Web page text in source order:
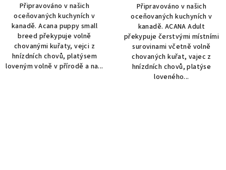
Připravováno v našich
oceňovaných kuchyních v
kanadě. Acana puppy small
breed překypuje volně
chovanými kuřaty, vejci z
hnízdních chovů, platýsem
loveným volně v přírodě a na...
Připravováno v našich
oceňovaných kuchyních v
kanadě. ACANA Adult
překypuje čerstvými místními
surovinami včetně volně
chovaných kuřat, vajec z
hnízdních chovů, platýse
loveného...